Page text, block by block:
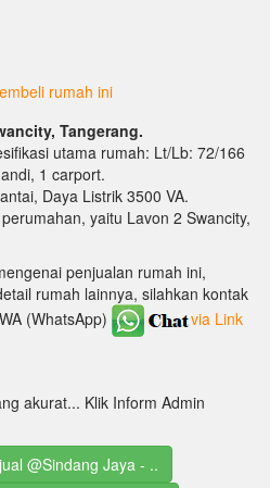
rumah ini
Tangerang.
utama rumah: Lt/Lb: 72/166
1 carport.
Daya Listrik 3500 VA.
yaitu Lavon 2 Swancity,
penjualan rumah ini,
rumah lainnya, silahkan kontak
(WhatsApp)
via Link
akurat... Klik Inform Admin
@Sindang Jaya - ..